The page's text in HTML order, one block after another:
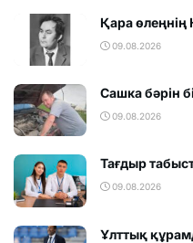
Қара өлеңнің
09.08.2026
Сашка бәрін
09.08.2026
Тағдыр
09.08.2026
Ұлттық